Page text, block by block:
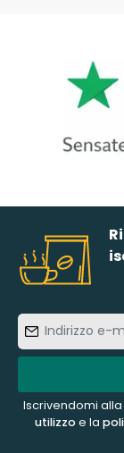
Iscrivendomi
utilizzoe la